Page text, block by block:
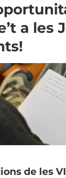
a les
de les